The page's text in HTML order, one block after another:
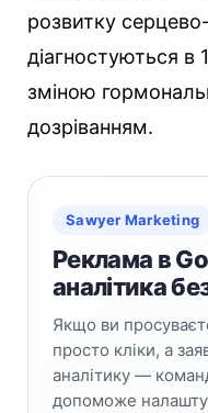
розвитку
діагностуються в
зміною
дозріванням.
Sawyer Marketing
Реклама в
аналітика
Якщо ви
просто кліки, а
аналітику —
допоможе